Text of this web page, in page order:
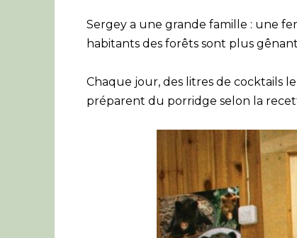
Sergey a une grande famille : une
habitants des forêts sont plus
Chaque jour, des litres de cocktails
préparent du porridge selon la